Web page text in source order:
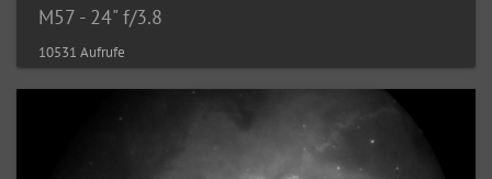
M57 - 24" f/3.8
10531 Aufrufe